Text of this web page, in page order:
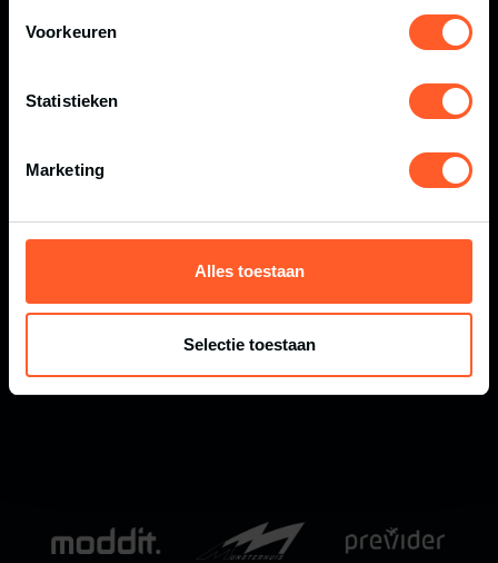
Voorkeuren
Statistieken
Marketing
Alles toestaan
Selectie toestaan
RUN?
OVER HARDLOPEN MET JE HOND